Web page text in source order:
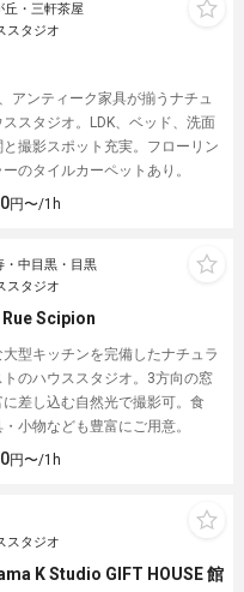
丘・三軒茶屋
スタジオ
アンティーク家具が揃うナチュ
ススタジオ。LDK、ベッド、洗面
と撮影スポット充実。フローリン
のタイルカーペットあり。
円〜/1h
・中目黒・目黒
スタジオ
Scipion
型キッチンを完備したナチュラ
トのハウススタジオ。3方向の窓
差し込む自然光で撮影可。食
小物なども豊富にご用意。
円〜/1h
スタジオ
K Studio GIFT HOUSE 館